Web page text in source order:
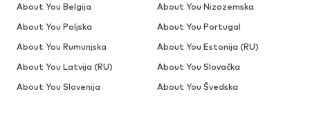
About You Belgija
About You Nizozemska
About You Poljska
About You Portugal
About You Rumunjska
About You Estonija (RU)
About You Latvija (RU)
About You Slovačka
About You Slovenija
About You Švedska